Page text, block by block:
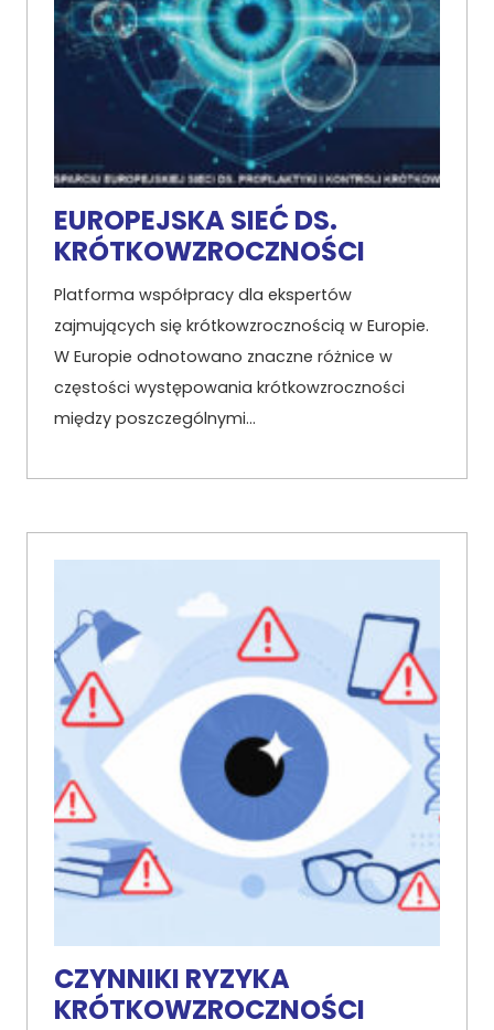
EUROPEJSKA SIEĆ DS.
KRÓTKOWZROCZNOŚCI
Platforma współpracy dla ekspertów
zajmujących się krótkowzrocznością w Europie.
W Europie odnotowano znaczne różnice w
częstości występowania krótkowzroczności
między poszczególnymi…
CZYNNIKI RYZYKA
KRÓTKOWZROCZNOŚCI